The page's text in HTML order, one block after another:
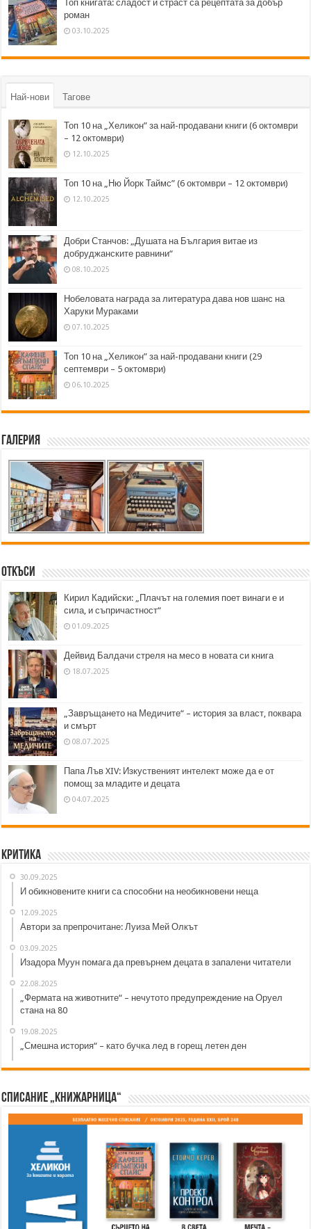
Топ книгата: сладост и страст са рецептата за добър
роман
03.10.2025
Най-нови Тагове
Топ 10 на „Хеликон” за най-продавани книги (6 октомври
– 12 октомври)
12.10.2025
Топ 10 на „Ню Йорк Таймс” (6 октомври – 12 октомври)
12.10.2025
Добри Станчов: „Душата на България витае из
добруджанските равнини“
08.10.2025
Нобеловата награда за литература дава нов шанс на
Харуки Мураками
07.10.2025
Топ 10 на „Хеликон” за най-продавани книги (29
септември – 5 октомври)
06.10.2025
Галерия
Откъси
Кирил Кадийски: „Плачът на големия поет винаги е и
сила, и съпричастност“
01.09.2025
Дейвид Балдачи стреля на месо в новата си книга
18.07.2025
„Завръщането на Медичите“ – история за власт, поквара
и смърт
08.07.2025
Папа Лъв XIV: Изкуственият интелект може да е от
помощ за младите и децата
04.07.2025
Критика
30.09.2025
И обикновените книги са способни на необикновени неща
12.09.2025
Автори за препрочитане: Луиза Мей Олкът
03.09.2025
Изадора Муун помага да превърнем децата в запалени читатели
22.08.2025
„Фермата на животните“ – нечутото предупреждение на Оруел
стана на 80
19.08.2025
„Смешна история“ – като бучка лед в горещ летен ден
Списание „Книжарница“